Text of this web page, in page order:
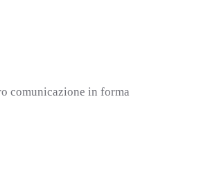
comunicazione in forma